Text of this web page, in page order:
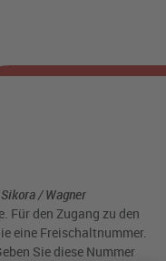
/ Wagner
Für den Zugang zu den
eine Freischaltnummer.
Sie diese Nummer